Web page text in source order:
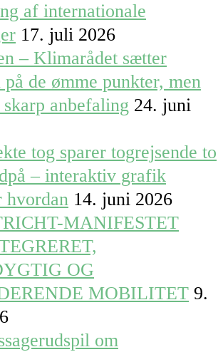
af internationale
17. juli 2026
– Klimarådet sætter
de ømme punkter, men
anbefaling 24. juni
tog sparer togrejsende to
– interaktiv grafik
14. juni 2026
MANIFESTET
OG
MOBILITET 9.
om